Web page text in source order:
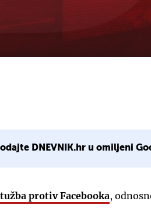
DNEVNIK.hr u omiljeni
protiv Facebooka,